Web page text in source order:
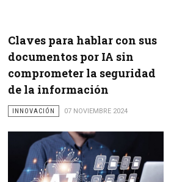
Claves para hablar con sus
documentos por IA sin
comprometer la seguridad
de la información
INNOVACIÓN 07 NOVIEMBRE 2024